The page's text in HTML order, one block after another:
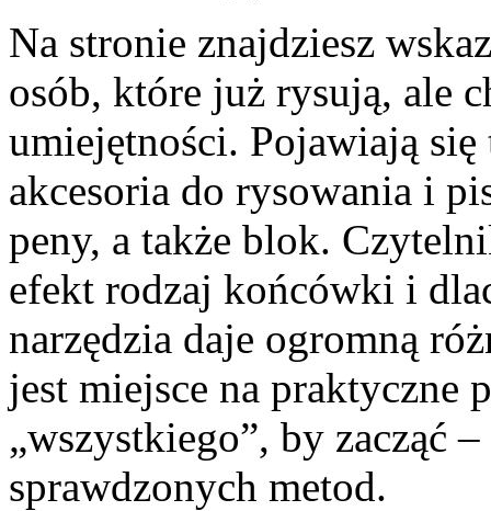
Na stronie znajdziesz
osób, które już rysują, ale
umiejętności. Pojawiają
akcesoria do rysowania i
peny, a także blok.
efekt rodzaj końcówki i
narzędzia daje ogromną
jest miejsce na praktyczne
„wszystkiego”, by zacząć
sprawdzonych metod.